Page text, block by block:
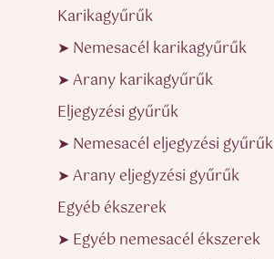
Karikagyűrűk
➤ Nemesacél karikagyűrűk
➤ Arany karikagyűrűk
Eljegyzési gyűrűk
➤ Nemesacél eljegyzési gyűrűk
➤ Arany eljegyzési gyűrűk
Egyéb ékszerek
➤ Egyéb nemesacél ékszerek